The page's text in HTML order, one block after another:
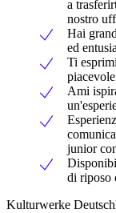
a
nostro
Hai
ed
Ti
Ami
junior
di riposo
Kulturwerke